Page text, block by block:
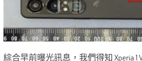
綜合早前曝光訊息，我們得知 Xperia 1